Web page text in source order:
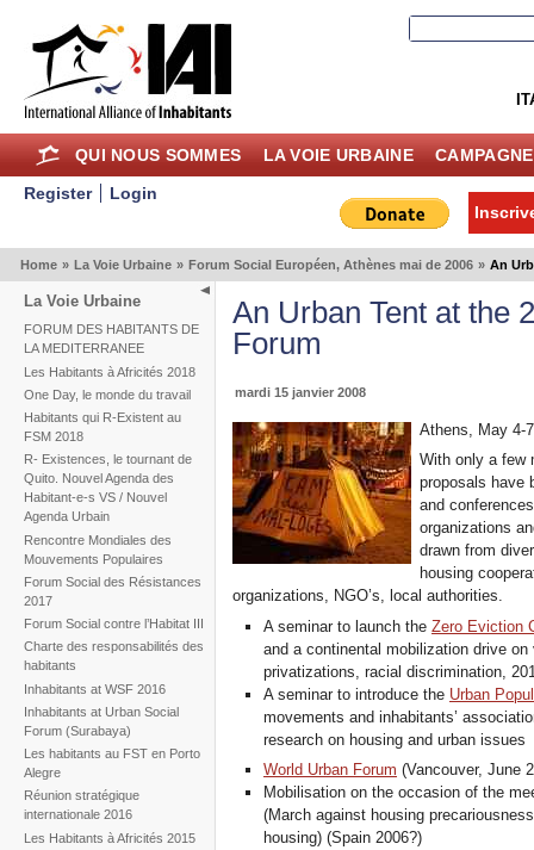
QUI NOUS SOMMES LA VOIE URBAINE
Register
Login
Home » La Voie Urbaine » Forum Social Européen, Athènes mai de 2006 » An
La Voie Urbaine
FORUM DES HABITANTS DE
LA MEDITERRANEE
Les Habitants à Africités 2018
One Day, le monde du travail
Habitants qui R-Existent au
FSM 2018
R- Existences, le tournant de
Quito. Nouvel Agenda des
Habitant-e-s VS / Nouvel
Agenda Urbain
Rencontre Mondiales des
Mouvements Populaires
Forum Social des Résistances
2017
Forum Social contre l’Habitat III
Charte des responsabilités des
habitants
Inhabitants at WSF 2016
Inhabitants at Urban Social
Forum (Surabaya)
Les habitants au FST en Porto
Alegre
Réunion stratégique
internationale 2016
Les Habitants à Africités 2015
An Urban Tent at the
Forum
mardi 15 janvier 2008
Athens, May 4-
With only a few
proposals have
and
organizations
drawn from
housing
organizations, NGO’s, local authorities.
A seminar to launch theZero Eviction
and a continental mobilization drive
privatizations, racial discrimination,
A seminar to introduce the Urban
movements and inhabitants’
research on housing and urban issues
World Urban Forum (Vancouver, June
Mobilisation on the occasion of the
(March against housing
housing) (Spain 2006?)